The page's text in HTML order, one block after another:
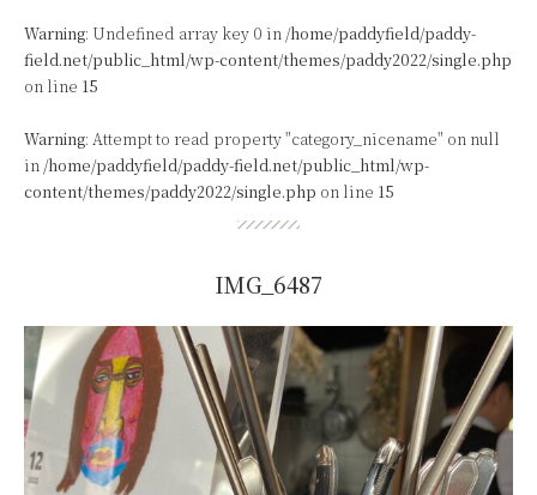
Warning: Undefined array key 0 in /home/paddyfield/paddy-
field.net/public_html/wp-content/themes/paddy2022/single.php
on line 15
Warning: Attempt to read property "category_nicename" on null
in /home/paddyfield/paddy-field.net/public_html/wp-
content/themes/paddy2022/single.php on line 15
IMG_6487